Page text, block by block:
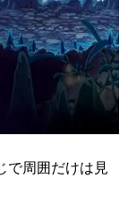
で周囲だけは見